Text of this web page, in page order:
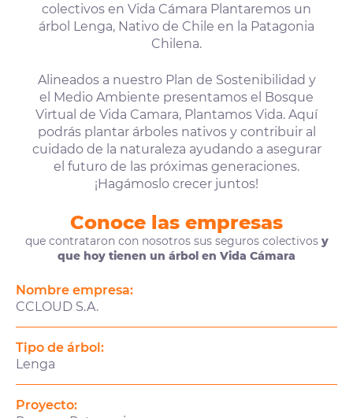
colectivos en Vida Cámara Plantaremos un
árbol Lenga, Nativo de Chile en la Patagonia
Chilena.
Alineados a nuestro Plan de Sostenibilidad y
el Medio Ambiente presentamos el Bosque
Virtual de Vida Camara, Plantamos Vida. Aquí
podrás plantar árboles nativos y contribuir al
cuidado de la naturaleza ayudando a asegurar
el futuro de las próximas generaciones.
¡Hagámoslo crecer juntos!
Conoce las empresas
que contrataron con nosotros sus seguros colectivos y
que hoy tienen un árbol en Vida Cámara
Nombre empresa:
CCLOUD S.A.
Tipo de árbol:
Lenga
Proyecto: